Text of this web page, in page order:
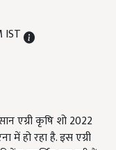
IST
एग्री कृषि शो 2022
हो रहा है. इस एग्री